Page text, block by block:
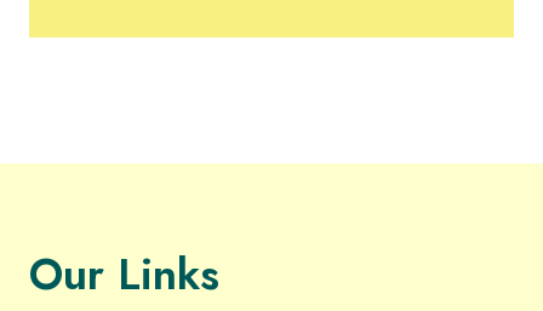
https://ccsg.hku.hk/en/academy/introduction-to-
#AcademyforSustainableCommunities
足到全國民眾30％嘅營養需求（其中蔬菜20%、雞魚
香港目前菜場嘅面積為298 公頃，年產16,300公噸蔬
菜。 如果將香港目前棄耕嘅3,794 公頃農地全面復
Our Links